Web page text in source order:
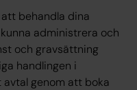
behandla dina
administrera och
och gravsättning
handlingen i
avtal genom att boka